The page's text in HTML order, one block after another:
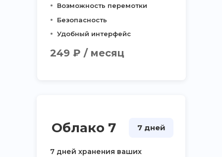
Возможность перемотки
Безопасность
Удобный интерфейс
249 ₽ / месяц
Облако 7 7 дней
7 дней хранения ваших